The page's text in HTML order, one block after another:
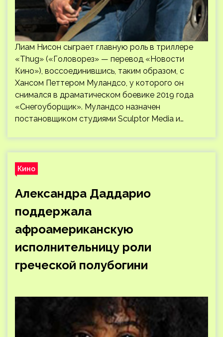
Лиам Нисон сыграет главную роль в триллере
«Thug» («Головорез» — перевод «Новости
Кино»), воссоединившись, таким образом, с
Хансом Петтером Муландсо, у которого он
снимался в драматическом боевике 2019 года
«Снегоуборщик». Муландсо назначен
постановщиком студиями Sculptor Media и…
Кино
Александра Даддарио
поддержала
афроамериканскую
исполнительницу роли
греческой полубогини